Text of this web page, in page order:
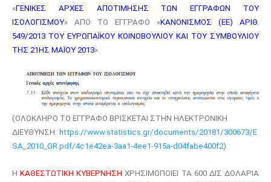
«ΓΕΝΙΚΕΣ ΑΡΧΕΣ ΑΠΟΤΙΜΗΣΗΣ ΤΩΝ ΕΓΓΡΑΦΩΝ ΤΟΥ
ΙΣΟΛΟΓΙΣΜΟΥ» ΑΠΟ ΤΟ ΕΓΓΡΑΦΟ «ΚΑΝΟΝΙΣΜΟΣ (ΕΕ) ΑΡΙΘ.
549/2013 ΤΟΥ ΕΥΡΩΠΑΪΚΟΥ ΚΟΙΝΟΒΟΥΛΙΟΥ ΚΑΙ ΤΟΥ ΣΥΜΒΟΥΛΙΟΥ
ΤΗΣ 21ΗΣ ΜΑΪΟΥ 2013».
(ΟΛΟΚΛΗΡΟ ΤΟ ΕΓΓΡΑΦΟ ΒΡΙΣΚΕΤΑΙ ΣΤΗΝ ΗΛΕΚΤΡΟΝΙΚΗ
ΔΙΕΥΘΥΝΣΗ: https://www.statistics.gr/documents/20181/300673/E
SA_2010_GR.pdf/4c1e42ea-3aa1-4ee1-915a-d04fabe400f2)
ΗΚΑΘΕΣΤΩΤΙΚΗ ΚΥΒΕΡΝΗΣΗ ΧΡΗΣΙΜΟΠΟΙΕΙ ΤΑ 600 ΔΙΣ ΔΟΛΑΡΙΑ